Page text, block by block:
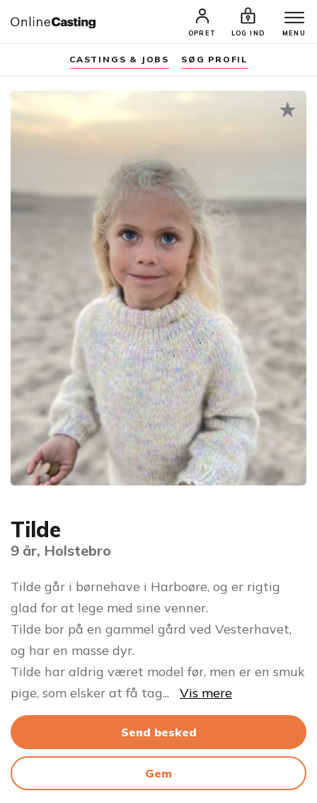
OPRET LOG IND MENU
CASTINGS & JOBS SØG PROFIL
Tilde
9 år, Holstebro
Tilde går i børnehave i Harboøre, og er rigtig
glad for at lege med sine venner.
Tilde bor på en gammel gård ved Vesterhavet,
og har en masse dyr.
Tilde har aldrig været model før, men er en smuk
pige, som elsker at få tag... Vis mere
Send besked
Gem